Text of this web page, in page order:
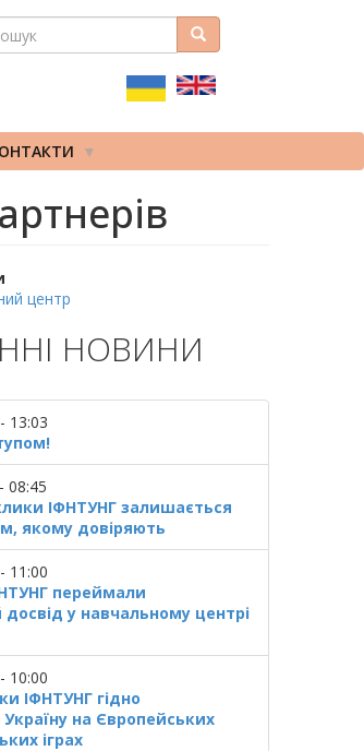
Пошук
центр
НОВИНИ
13:03
08:45
ІФНТУНГ залишається
якому довіряють
11:00
переймали
у навчальному центрі
10:00
ІФНТУНГ гідно
на Європейських
іграх